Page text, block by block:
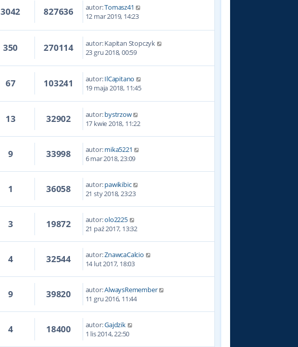
3042 827636 autor:Tomasz41
12 mar 2019, 14:23
350 270114 autor:Kapitan Stopczyk
23 gru 2018, 00:59
67 103241 autor:IlCapitano
19 maja 2018, 11:45
13 32902 autor:bystrzow
17 kwie 2018, 11:22
9 33998 autor:mika5221
6 mar 2018, 23:09
1 36058 autor:pawikibic
21 sty 2018, 23:23
3 19872 autor:olo2225
21 paź 2017, 13:32
4 32544 autor:ZnawcaCalcio
14 lut 2017, 18:03
9 39820 autor:AlwaysRemember
11 gru 2016, 11:44
4 18400 autor:Gajdzik
1 lis 2014, 22:50